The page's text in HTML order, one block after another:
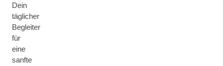
Dein
täglicher
Begleiter
für
eine
sanfte